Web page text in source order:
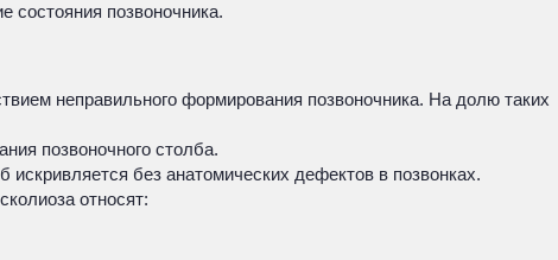
состояния позвоночника.
неправильного формирования позвоночника. На долю таких
позвоночного столба.
без анатомических дефектов в позвонках.
относят: